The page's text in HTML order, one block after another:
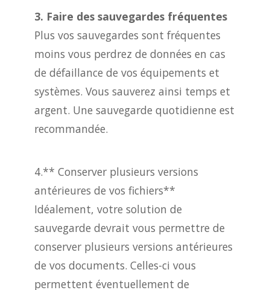
3. Faire des sauvegardes fréquentes
Plus vos sauvegardes sont fréquentes
moins vous perdrez de données en cas
de défaillance de vos équipements et
systèmes. Vous sauverez ainsi temps et
argent. Une sauvegarde quotidienne est
recommandée.
4.** Conserver plusieurs versions
antérieures de vos fichiers**
Idéalement, votre solution de
sauvegarde devrait vous permettre de
conserver plusieurs versions antérieures
de vos documents. Celles-ci vous
permettent éventuellement de